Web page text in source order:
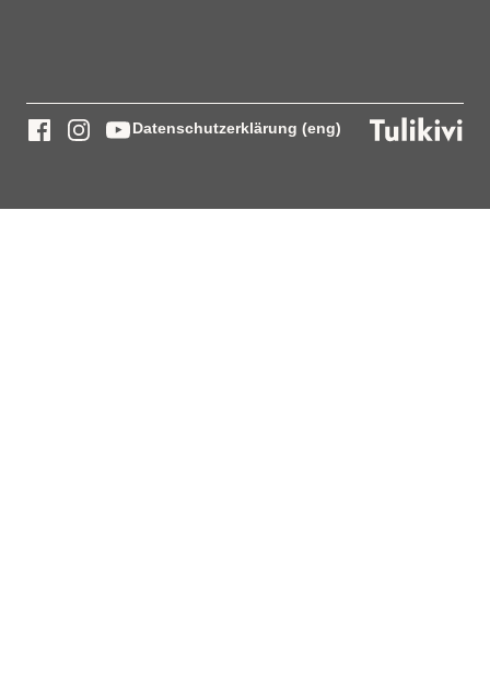
Datenschutzerklärung (eng)